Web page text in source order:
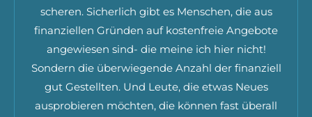
scheren. Sicherlich gibt es Menschen, die aus
finanziellen Gründen auf kostenfreie Angebote
angewiesen sind- die meine ich hier nicht!
Sondern die überwiegende Anzahl der finanziell
gut Gestellten. Und Leute, die etwas Neues
ausprobieren möchten, die können fast überall